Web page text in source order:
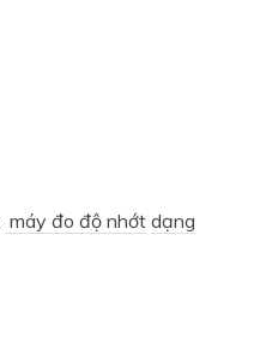
máy đo độ nhớt dạng